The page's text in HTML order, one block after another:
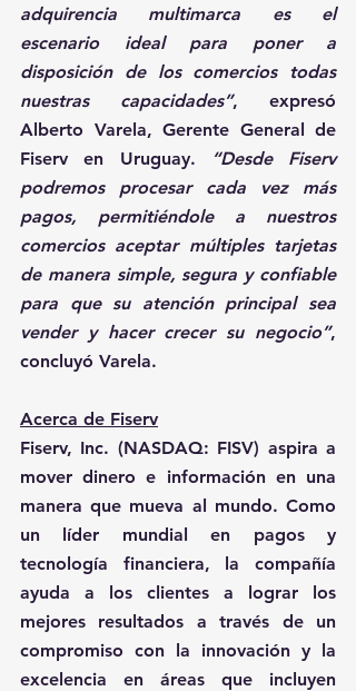
adquirencia multimarca es el
escenario ideal para poner a
disposición de los comercios todas
nuestras capacidades”, expresó
Alberto Varela, Gerente General de
Fiserv en Uruguay.
“Desde Fiserv
podremos procesar cada vez más
pagos, permitiéndole a nuestros
comercios aceptar múltiples tarjetas
de manera simple, segura y confiable
para que su atención principal sea
vender y hacer crecer su negocio”,
concluyó Varela.
Acerca de Fiserv
Fiserv, Inc. (NASDAQ: FISV) aspira a
mover dinero e información en una
manera que mueva al mundo. Como
un líder mundial en pagos y
tecnología financiera, la compañía
ayuda a los clientes a lograr los
mejores resultados a través de un
compromiso con la innovación y la
excelencia en áreas que incluyen